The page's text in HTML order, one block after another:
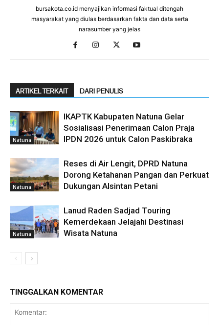
bursakota.co.id menyajikan informasi faktual ditengah
masyarakat yang diulas berdasarkan fakta dan data serta
narasumber yang jelas
ARTIKEL TERKAIT DARI PENULIS
Natuna
IKAPTK Kabupaten Natuna Gelar
Sosialisasi Penerimaan Calon Praja
IPDN 2026 untuk Calon Paskibraka
Natuna
Reses di Air Lengit, DPRD Natuna
Dorong Ketahanan Pangan dan Perkuat
Dukungan Alsintan Petani
Natuna
Lanud Raden Sadjad Touring
Kemerdekaan Jelajahi Destinasi
Wisata Natuna
TINGGALKAN KOMENTAR